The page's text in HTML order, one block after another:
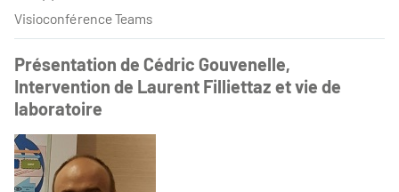
Visioconférence Teams
Présentation de Cédric Gouvenelle,
Intervention de Laurent Filliettaz et vie de
laboratoire